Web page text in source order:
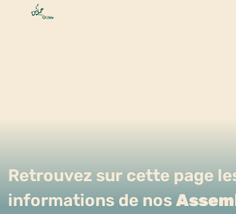
Retrouvez sur cette page
informations de nos